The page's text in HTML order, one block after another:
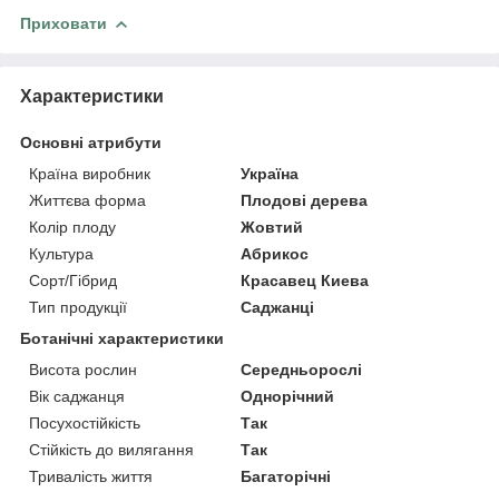
Приховати
Характеристики
Основні атрибути
Країна виробник
Україна
Життєва форма
Плодові дерева
Колір плоду
Жовтий
Культура
Абрикос
Сорт/Гібрид
Красавец Киева
Тип продукції
Саджанці
Ботанічні характеристики
Висота рослин
Середньорослі
Вік саджанця
Однорічний
Посухостійкість
Так
Стійкість до вилягання
Так
Тривалість життя
Багаторічні